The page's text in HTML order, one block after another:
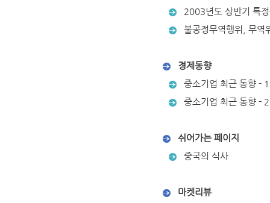
2003년도 상반기 특정
불공정무역행위, 무역
경제동향
중소기업 최근 동향 - 1
중소기업 최근 동향 - 2
쉬어가는 페이지
중국의 식사
마켓리뷰